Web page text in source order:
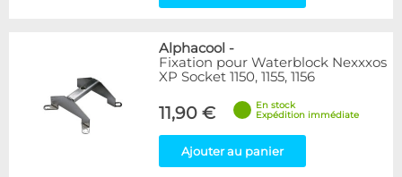
Alphacool -
Fixation pour Waterblock Nexxxos
XP Socket 1150, 1155, 1156
11,90 €
En stock
Expédition immédiate
Ajouter au panier